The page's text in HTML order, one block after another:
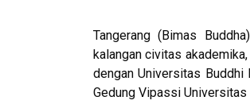
Tangerang (Bimas
kalangan civitas
dengan Universitas Buddhi
Gedung Vipassi Universitas